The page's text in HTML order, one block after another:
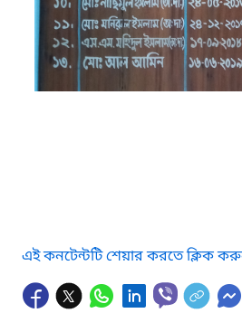
এই কনটেন্টটি শেয়ার করতে ক্লিক